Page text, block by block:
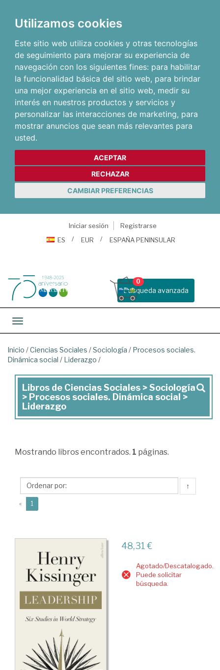
Utilizamos cookies
Este sitio web utiliza cookies y otras tecnologías
de seguimiento para mejorar su experiencia de
navegación con los siguientes fines: para habilitar
la funcionalidad básica del sitio web, para brindar
una mejor experiencia en el sitio web, medir su
interés en nuestros productos y servicios y
personalizar las interacciones de marketing, para
mostrar anuncios que sean más relevantes para
usted.
ACEPTAR
RECHAZAR
CAMBIAR PREFERENCIAS
Iniciar sesión
Registrarse
ES
EUR ESPAÑA PENINSULAR
Busqueda avanzada
0
Toggle navigation
Inicio /Ciencias Sociales /Sociología / Procesos sociales.
Dinámica social / Liderazgo /
Libros
de
Ciencias
>
>
Procesos
sociales.
social
Liderazgo
Libros de Ciencias Sociales > Sociología
> Procesos sociales. Dinámica social >
Liderazgo
Mostrando libros encontrados. 1 páginas.
↑
« 1
48,31 €
Agotado/Descatalogado.
Puede solicitar
búsqueda.